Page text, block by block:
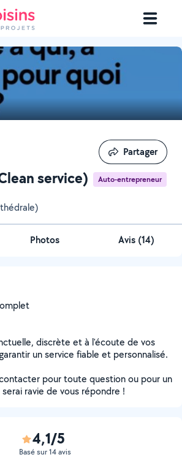
service) Auto-entrepreneur
Partager
Partager
Photos Avis (14)
discrète et à l'écoute de vos
un service fiable et personnalisé.
pour toute question ou pour un
ravie de vous répondre !
4,1/5
Basé sur 14 avis